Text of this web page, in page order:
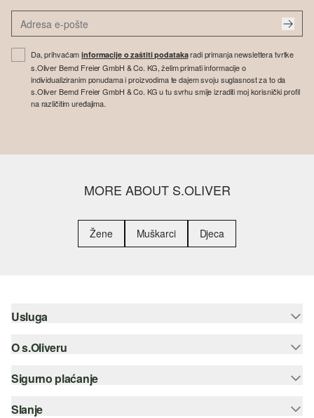
Da, prihvaćaminformacije o zaštiti podatakaradi primanja newslettera tvrtke
s.Oliver Bernd Freier GmbH & Co. KG, želim primati informacije o
individualiziranim ponudama i proizvodima te dajem svoju suglasnost za to da
s.Oliver Bernd Freier GmbH & Co. KG u tu svrhu smije izraditi moj korisnički profil
na različitim uređajima.
MORE ABOUT S.OLIVER
Žene Muškarci Djeca
Usluga
Pomoć i česta pitanja
Savjetovanje o veličinama
O s.Oliveru
Newsletter
s.Oliver Group
Sigurno plaćanje
Kreditna kartica
Slanje